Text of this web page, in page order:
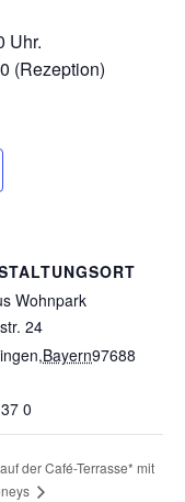
Uhr.
(Rezeption)
Wohnpark
24
,Bayern97688
0
der Café-Terrasse* mit